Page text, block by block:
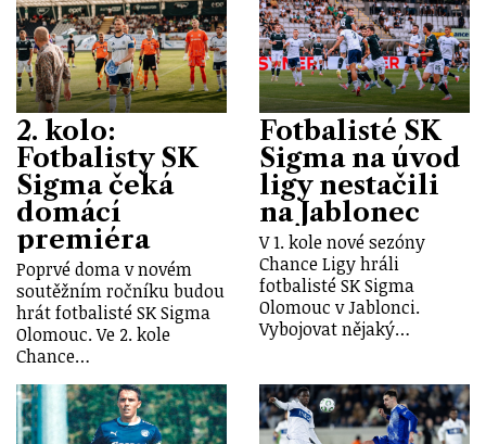
2. kolo:
Fotbalisty SK
Sigma čeká
domácí
premiéra
Poprvé doma v novém
soutěžním ročníku budou
hrát fotbalisté SK Sigma
Olomouc. Ve 2. kole
Chance…
Fotbalisté SK
Sigma na úvod
ligy nestačili
na Jablonec
V 1. kole nové sezóny
Chance Ligy hráli
fotbalisté SK Sigma
Olomouc v Jablonci.
Vybojovat nějaký…